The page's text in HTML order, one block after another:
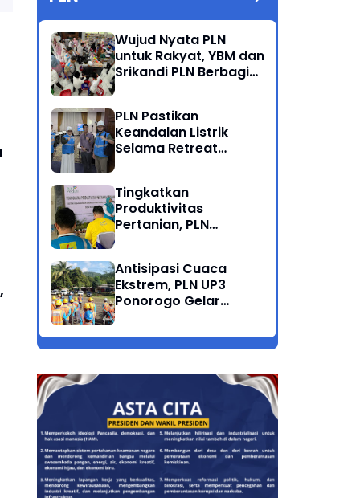
Wujud Nyata PLN
untuk Rakyat, YBM dan
Srikandi PLN Berbagi
Anak Dhuafa
PLN Pastikan
Keandalan Listrik
Selama Retreat
Tingkatkan
Produktivitas
Pertanian, PLN
Listrik ke Desa
Ngrukem
Antisipasi Cuaca
Ekstrem, PLN UP3
Ponorogo Gelar
Penyulang Prigi
Trenggalek